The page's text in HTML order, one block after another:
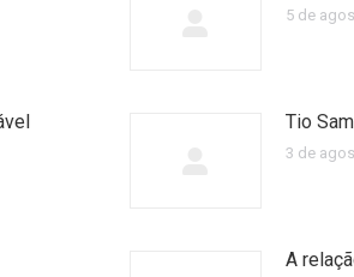
5 de
Tio
3 de
A